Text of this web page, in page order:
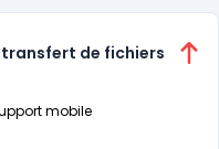
de fichiers
mobile